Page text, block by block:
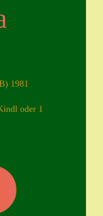
Kategorien
1981
oder 1